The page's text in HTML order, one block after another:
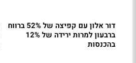
דור אלון עם קפיצה של 52% ברווח
ברבעון למרות ירידה של 12%
בהכנסות